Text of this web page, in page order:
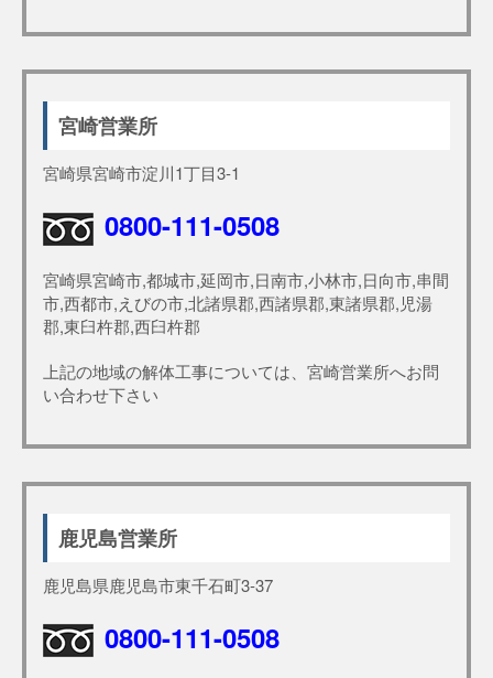
宮崎営業所
宮崎県宮崎市淀川1丁目3-1
0800-111-0508
宮崎県宮崎市,都城市,延岡市,日南市,小林市,日向市,串間
市,西都市,えびの市,北諸県郡,西諸県郡,東諸県郡,児湯
郡,東臼杵郡,西臼杵郡
上記の地域の解体工事については、宮崎営業所へお問
い合わせ下さい
鹿児島営業所
鹿児島県鹿児島市東千石町3-37
0800-111-0508